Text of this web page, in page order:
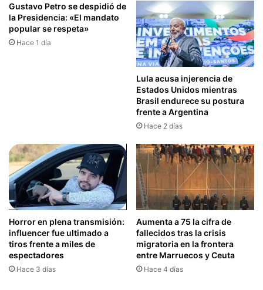
Gustavo Petro se despidió de
la Presidencia: «El mandato
popular se respeta»
Hace 1 día
Lula acusa injerencia de
Estados Unidos mientras
Brasil endurece su postura
frente a Argentina
Hace 2 días
Horror en plena transmisión:
influencer fue ultimado a
tiros frente a miles de
espectadores
Hace 3 días
Aumenta a 75 la cifra de
fallecidos tras la crisis
migratoria en la frontera
entre Marruecos y Ceuta
Hace 4 días